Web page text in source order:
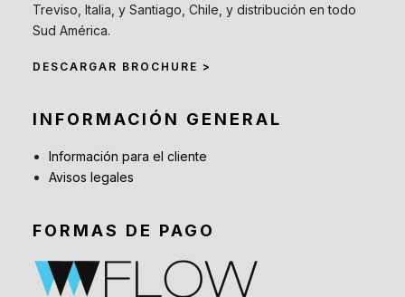
Treviso, Italia, y Santiago, Chile, y distribución en todo
Sud América.
DESCARGAR BROCHURE >
INFORMACIÓN GENERAL
Información para el cliente
Avisos legales
FORMAS DE PAGO